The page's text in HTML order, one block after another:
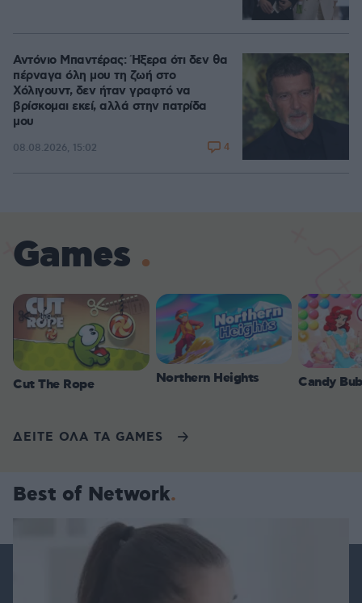
Αντόνιο Μπαντέρας: Ήξερα ότι δεν θα
πέρναγα όλη μου τη ζωή στο
Χόλιγουντ, δεν ήταν γραφτό να
βρίσκομαι εκεί, αλλά στην πατρίδα
μου
08.08.2026, 15:02 4
Games
Cut The Rope Northern Heights Candy
ΔΕΙΤΕ ΟΛΑ ΤΑ GAMES
Best of Network